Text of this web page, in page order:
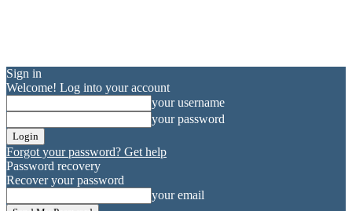
Sign in
Welcome! Log into your account
your username
your password
Forgot your password? Get help
Password recovery
Recover your password
your email